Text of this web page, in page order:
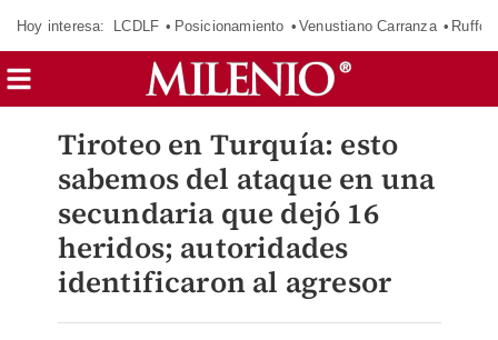
Hoy interesa: LCDLF Posicionamiento Venustiano Carranza Ruffo
Tiroteo en Turquía: esto
sabemos del ataque en una
secundaria que dejó 16
heridos; autoridades
identificaron al agresor